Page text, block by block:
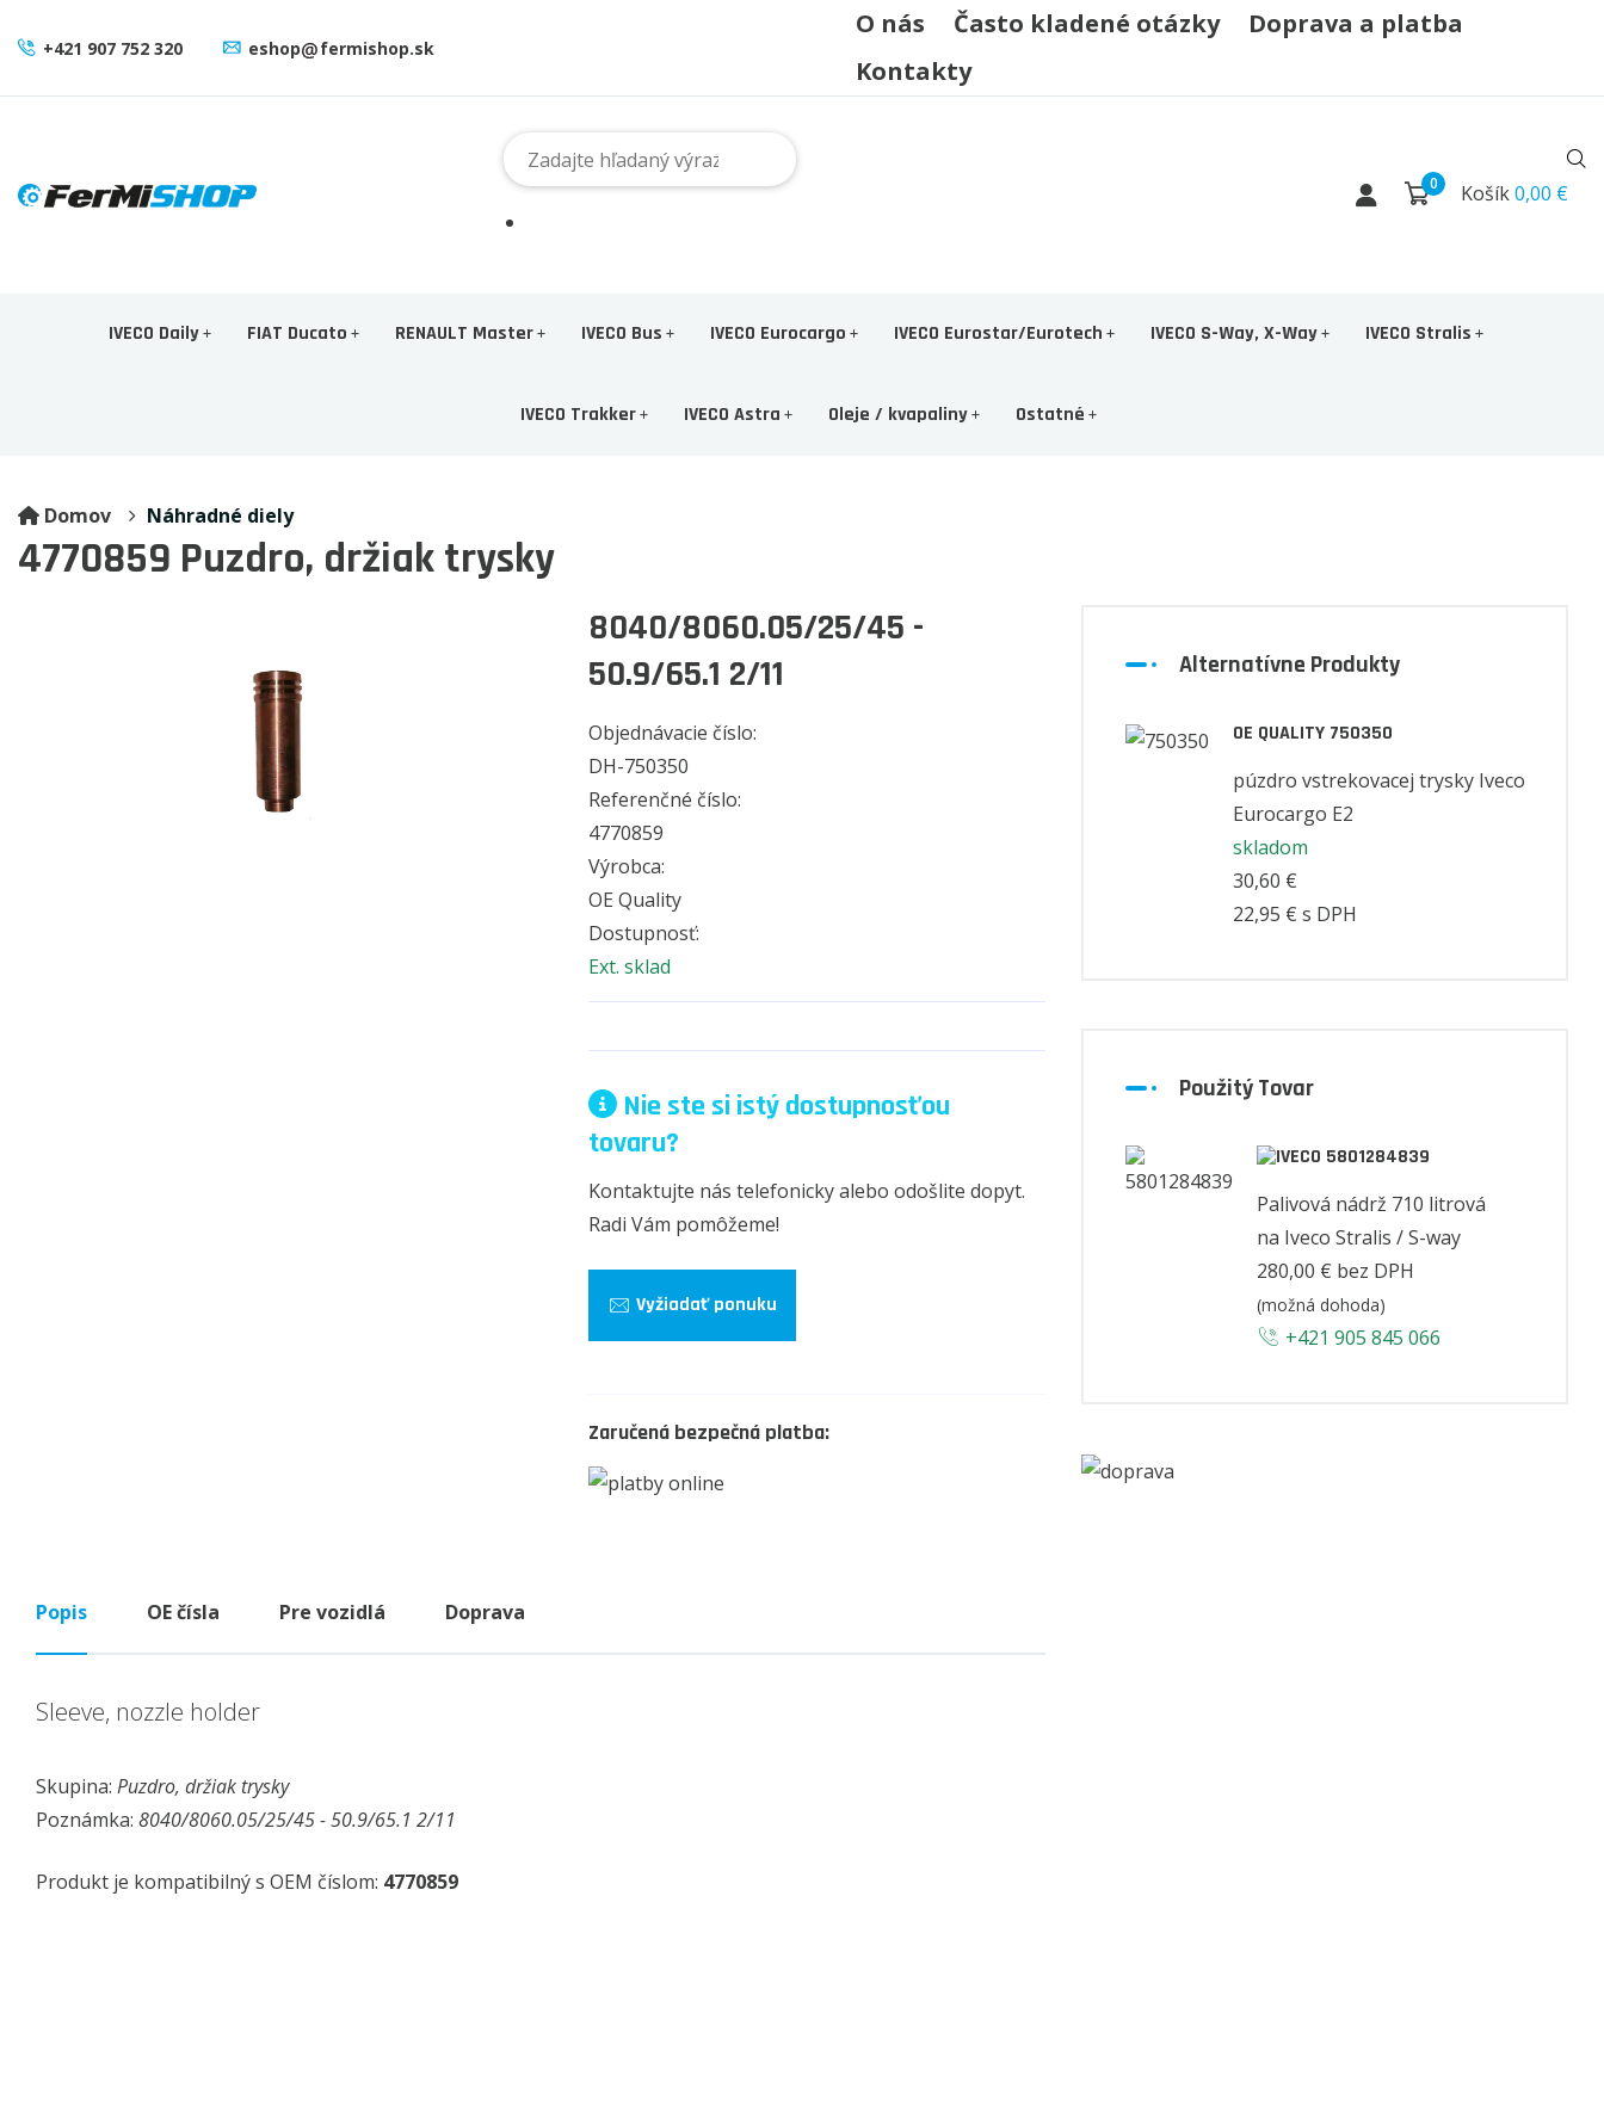
+421 907 752 320 eshop fermishop.sk
O nás Často kladené otázky
Doprava a platba
Kontakty
0 Košík0,00 €
IVECO Daily FIAT Ducato RENAULT Master IVECO Bus IVECO Eurocargo IVECO Eurostar/Eurotech IVECO S-Way, X-Way IVECO Stralis
IVECO Trakker IVECO Astra Oleje / kvapaliny Ostatné
Domov Náhradné diely
4770859 Puzdro, držiak trysky
8040/8060.05/25/45 -
50.9/65.1 2/11
Objednávacie číslo:
DH-750350
Referenčné číslo:
4770859
Výrobca:
OE Quality
Dostupnosť:
Ext. sklad
Nie ste si istý dostupnosťou
tovaru?
Kontaktujte nás telefonicky alebo odošlite dopyt.
Radi Vám pomôžeme!
Vyžiadať ponuku
Zaručená bezpečná platba:
Popis OE čísla Pre vozidlá Doprava
Sleeve, nozzle holder
Skupina: Puzdro, držiak trysky
Poznámka: 8040/8060.05/25/45 - 50.9/65.1 2/11
Produkt je kompatibilný s OEM číslom: 4770859
Alternatívne Produkty
OE QUALITY 750350
púzdro vstrekovacej trysky Iveco
Eurocargo E2
skladom
30,60 €
22,95 € s DPH
Použitý Tovar
5801284839
Palivová nádrž 710 litrová
na Iveco Stralis / S-way
280,00 € bez DPH
(možná dohoda)
+421 905 845 066